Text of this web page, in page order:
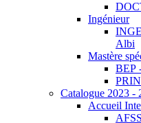
Ingénieur
Albi
Mastère
BEP
Catalogue 2023 -
Accueil